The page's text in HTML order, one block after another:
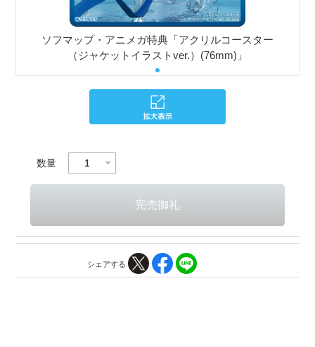
ソフマップ・アニメガ特典「アクリルコースター
（ジャケットイラストver.）(76mm)」
数量
シェアする